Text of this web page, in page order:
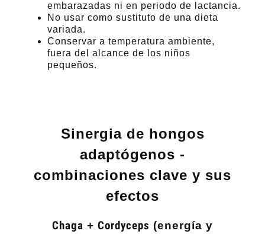
embarazadas ni en periodo de lactancia.
No usar como sustituto de una dieta
variada.
Conservar a temperatura ambiente,
fuera del alcance de los niños
pequeños.
Sinergia de hongos
adaptógenos -
combinaciones clave y sus
efectos
Chaga + Cordyceps (energía y